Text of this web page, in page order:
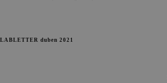
LABLETTER duben 2021